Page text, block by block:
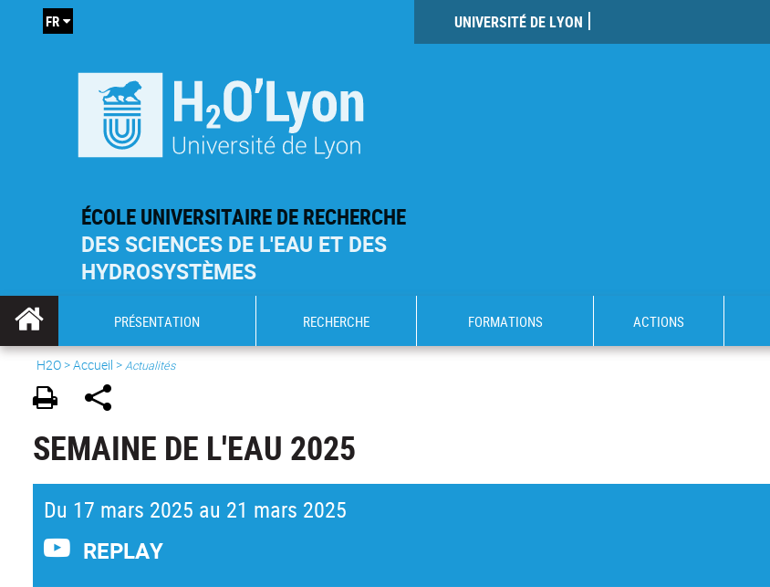
ÉCOLE UNIVERSITAIRE DE RECHERCHE
DES SCIENCES DE L'EAU ET DES
HYDROSYSTÈMES
UNIVERSITÉ DE LYON
FR
PRÉSENTATION RECHERCHE FORMATIONS ACTIONS
H2O>Accueil >Actualités
SEMAINE DE L'EAU 2025
Du 17 mars 2025 au 21 mars 2025
REPLAY